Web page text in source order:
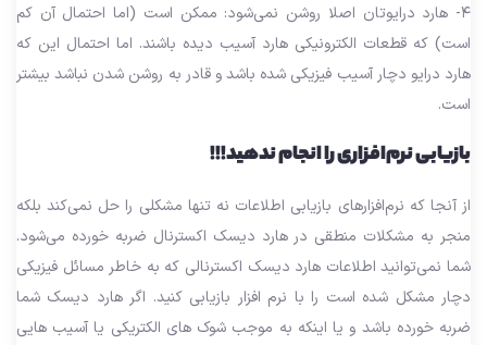
۴- هارد درایوتان اصلا روشن نمی‌شود: ممکن است (اما احتمال آن کم
است) که قطعات الکترونیکی هارد آسیب دیده باشند. اما احتمال این که
هارد درایو دچار آسیب فیزیکی شده باشد و قادر به روشن شدن نباشد بیشتر
است.
بازیابی نرم‌افزاری را انجام ندهید!!!
از آنجا که نرم‌افزارهای بازیابی اطلاعات نه تنها مشکلی را حل نمی‌کند بلکه
منجر به مشکلات منطقی در هارد دیسک اکسترنال ضربه خورده می‌شود.
شما نمی‌توانید اطلاعات هارد دیسک اکسترنالی که به خاطر مسائل فیزیکی
دچار مشکل شده است را با نرم افزار بازیابی کنید. اگر هارد دیسک شما
ضربه خورده باشد و یا اینکه به موجب شوک های الکتریکی یا آسیب هایی